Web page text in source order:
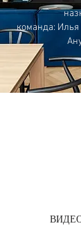
команда: